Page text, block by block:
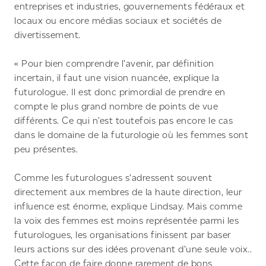
entreprises et industries, gouvernements fédéraux et
locaux ou encore médias sociaux et sociétés de
divertissement.
« Pour bien comprendre l’avenir, par définition
incertain, il faut une vision nuancée, explique la
futurologue. Il est donc primordial de prendre en
compte le plus grand nombre de points de vue
différents. Ce qui n’est toutefois pas encore le cas
dans le domaine de la futurologie où les femmes sont
peu présentes.
Comme les futurologues s’adressent souvent
directement aux membres de la haute direction, leur
influence est énorme, explique Lindsay. Mais comme
la voix des femmes est moins représentée parmi les
futurologues, les organisations finissent par baser
leurs actions sur des idées provenant d’une seule voix..
Cette façon de faire donne rarement de bons